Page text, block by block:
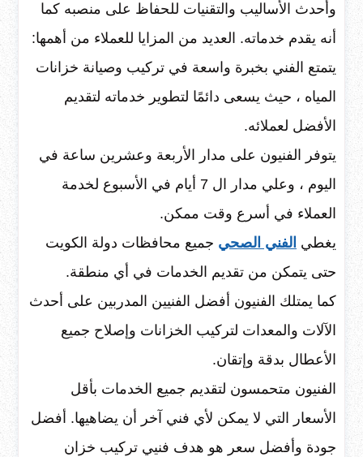
وأحدث الأساليب والتقنيات للحفاظ على منصبه كما
أنه يقدم خدماته. العديد من المزايا للعملاء من أهمها:
يتمتع الفني بخبرة واسعة في تركيب وصيانة خزانات
المياه ، حيث يسعى دائمًا لتطوير خدماته لتقديم
الأفضل لعملائه.
يتوفر الفنيون على مدار الأربعة وعشرين ساعة في
اليوم ، وعلي مدار ال 7 أيام في الأسبوع لخدمة
العملاء في أسرع وقت ممكن.
يغطي الفني الصحي جميع محافظات دولة الكويت
حتى يتمكن من تقديم الخدمات في أي منطقة.
كما يمتلك الفنيون أفضل الفنيين المدربين على أحدث
الآلات والمعدات لتركيب الخزانات وإصلاح جميع
الأعطال بدقة وإتقان.
الفنيون متحمسون لتقديم جميع الخدمات بأقل
الأسعار التي لا يمكن لأي فني آخر أن يضاهيها. أفضل
جودة وأفضل سعر هو هدف فنيي تركيب خزان